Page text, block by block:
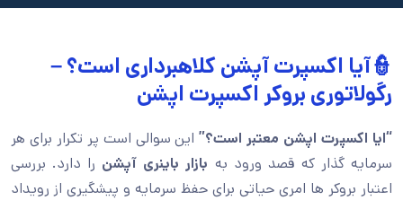
👮آیا اکسپرت آپشن کلاهبرداری است؟ –
رگولاتوری بروکر اکسپرت اپشن
“ایا اکسپرت اپشن معتبر است؟”این سوالی است پر تکرار برای هر
سرمایه گذار که قصد ورود به بازار باینری آپشن را دارد. بررسی
اعتبار بروکر ها امری حیاتی برای حفظ سرمایه و پیشگیری از رویداد